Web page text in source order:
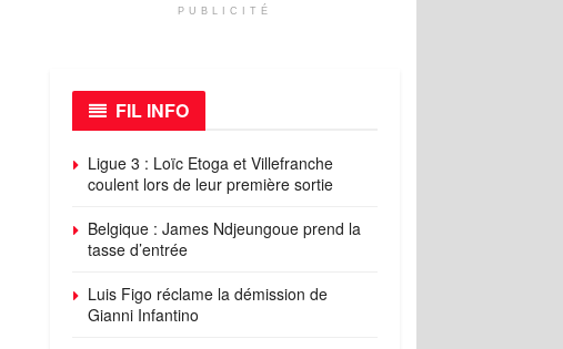
PUBLICITÉ
FIL INFO
Ligue 3 : Loïc Etoga et Villefranche
coulent lors de leur première sortie
Belgique : James Ndjeungoue prend la
tasse d’entrée
Luis Figo réclame la démission de
Gianni Infantino